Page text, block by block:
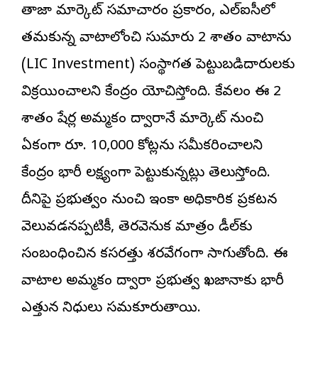
తాజా మార్కెట్ సమాచారం ప్రకారం, ఎల్ఐసీలో
తమకున్న వాటాలోంచి సుమారు 2 శాతం వాటాను
(LIC Investment) సంస్థాగత పెట్టుబడిదారులకు
విక్రయించాలని కేంద్రం యోచిస్తోంది. కేవలం ఈ 2
శాతం షేర్ల అమ్మకం ద్వారానే మార్కెట్ నుంచి
ఏకంగా రూ. 10,000 కోట్లను సమీకరించాలని
కేంద్రం భారీ లక్ష్యంగా పెట్టుకున్నట్లు తెలుస్తోంది.
దీనిపై ప్రభుత్వం నుంచి ఇంకా అధికారిక ప్రకటన
వెలువడనప్పటికీ, తెరవెనుక మాత్రం డీల్‌కు
సంబంధించిన కసరత్తు శరవేగంగా సాగుతోంది. ఈ
వాటాల అమ్మకం ద్వారా ప్రభుత్వ ఖజానాకు భారీ
ఎత్తున నిధులు సమకూరుతాయి.